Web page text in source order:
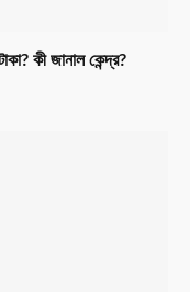
কী জানাল কেন্দ্র?